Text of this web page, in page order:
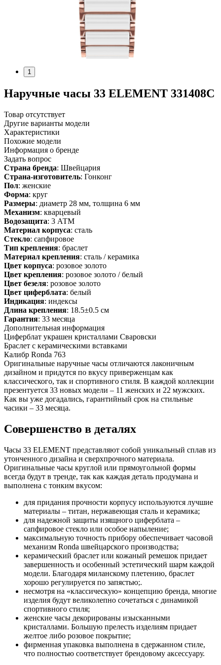
1
Наручные часы 33 ELEMENT 331408C
Товар отсутствует
Другие варианты модели
Характеристики
Похожие модели
Информация о бренде
Задать вопрос
Страна бренда: Швейцария
Страна-изготовитель: Гонконг
Пол: женские
Форма: круг
Размеры: диаметр 28 мм, толщина 6 мм
Механизм: кварцевый
Водозащита: 3 АТМ
Материал корпуса: сталь
Стекло: сапфировое
Тип крепления: браслет
Материал крепления: сталь / керамика
Цвет корпуса: розовое золото
Цвет крепления: розовое золото / белый
Цвет безеля: розовое золото
Цвет циферблата: белый
Индикация: индексы
Длина крепления: 18.5±0.5 см
Гарантия: 33 месяца
Дополнительная информация
Циферблат украшен кристаллами Сваровски
Браслет с керамическими вставками
Калибр Ronda 763
Оригинальные наручные часы отличаются лаконичным
дизайном и придутся по вкусу приверженцам как
классического, так и спортивного стиля. В каждой коллекции
презентуется 33 новых модели – 11 женских и 22 мужских.
Как вы уже догадались, гарантийный срок на стильные
часики – 33 месяца.
Совершенство в деталях
Часы 33 ELEMENT представляют собой уникальный сплав из
утонченного дизайна и сверхпрочного материала.
Оригинальные часы круглой или прямоугольной формы
всегда будут в тренде, так как каждая деталь продумана и
выполнена с тонким вкусом:
для придания прочности корпусу используются лучшие
материалы – титан, нержавеющая сталь и керамика;
для надежной защиты изящного циферблата –
сапфировое стекло или особое напыление;
максимальную точность прибору обеспечивает часовой
механизм Ronda швейцарского производства;
керамический браслет или кожаный ремешок придает
завершенность и особенный эстетический шарм каждой
модели. Благодаря миланскому плетению, браслет
хорошо регулируется по запястью;.
несмотря на «классическую» концепцию бренда, многие
изделия будут великолепно сочетаться с динамикой
спортивного стиля;
женские часы декорированы изысканными
кристаллами. Большую прелесть изделиям придает
желтое либо розовое покрытие;
фирменная упаковка выполнена в сдержанном стиле,
что полностью соответствует брендовому аксессуару.